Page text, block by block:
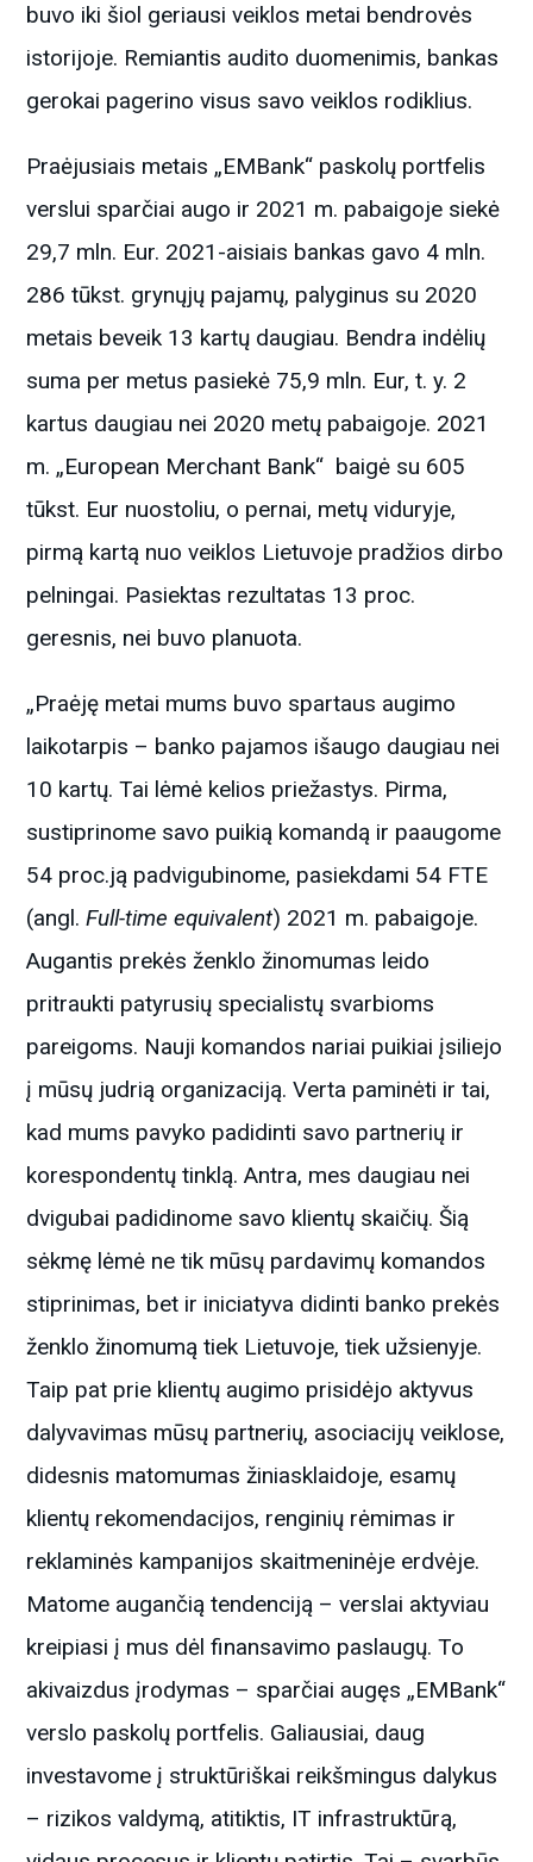
buvo iki šiol geriausi veiklos metai bendrovės
istorijoje. Remiantis audito duomenimis, bankas
gerokai pagerino visus savo veiklos rodiklius.
Praėjusiais metais „EMBank“ paskolų portfelis
verslui sparčiai augo ir 2021 m. pabaigoje siekė
29,7 mln. Eur. 2021-aisiais bankas gavo 4 mln.
286 tūkst. grynųjų pajamų, palyginus su 2020
metais beveik 13 kartų daugiau. Bendra indėlių
suma per metus pasiekė 75,9 mln. Eur, t. y. 2
kartus daugiau nei 2020 metų pabaigoje. 2021
m. „European Merchant Bank“ baigė su 605
tūkst. Eur nuostoliu, o pernai, metų viduryje,
pirmą kartą nuo veiklos Lietuvoje pradžios dirbo
pelningai. Pasiektas rezultatas 13 proc.
geresnis, nei buvo planuota.
„Praėję metai mums buvo spartaus augimo
laikotarpis – banko pajamos išaugo daugiau nei
10 kartų. Tai lėmė kelios priežastys. Pirma,
sustiprinome savo puikią komandą ir paaugome
54 proc.ją padvigubinome, pasiekdami 54 FTE
(angl.Full-time equivalent) 2021 m. pabaigoje.
Augantis prekės ženklo žinomumas leido
pritraukti patyrusių specialistų svarbioms
pareigoms. Nauji komandos nariai puikiai įsiliejo
į mūsų judrią organizaciją. Verta paminėti ir tai,
kad mums pavyko padidinti savo partnerių ir
korespondentų tinklą. Antra, mes daugiau nei
dvigubai padidinome savo klientų skaičių. Šią
sėkmę lėmė ne tik mūsų pardavimų komandos
stiprinimas, bet ir iniciatyva didinti banko prekės
ženklo žinomumą tiek Lietuvoje, tiek užsienyje.
Taip pat prie klientų augimo prisidėjo aktyvus
dalyvavimas mūsų partnerių, asociacijų veiklose,
didesnis matomumas žiniasklaidoje, esamų
klientų rekomendacijos, renginių rėmimas ir
reklaminės kampanijos skaitmeninėje erdvėje.
Matome augančią tendenciją – verslai aktyviau
kreipiasi į mus dėl finansavimo paslaugų. To
akivaizdus įrodymas – sparčiai augęs „EMBank“
verslo paskolų portfelis. Galiausiai, daug
investavome į struktūriškai reikšmingus dalykus
– rizikos valdymą, atitiktis, IT infrastruktūrą,